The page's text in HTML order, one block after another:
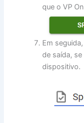
que o VP
Em
de saída,
dispositivo.